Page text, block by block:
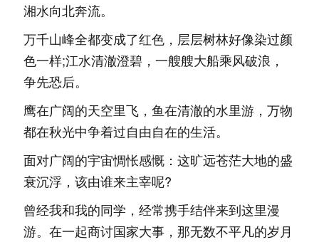
湘水向北奔流。
万千山峰全都变成了红色，层层树林好像染过颜
色一样;江水清澈澄碧，一艘艘大船乘风破浪，
争先恐后。
鹰在广阔的天空里飞，鱼在清澈的水里游，万物
都在秋光中争着过自由自在的生活。
面对广阔的宇宙惆怅感慨：这旷远苍茫大地的盛
衰沉浮，该由谁来主宰呢?
曾经我和我的同学，经常携手结伴来到这里漫
游。在一起商讨国家大事，那无数不平凡的岁月